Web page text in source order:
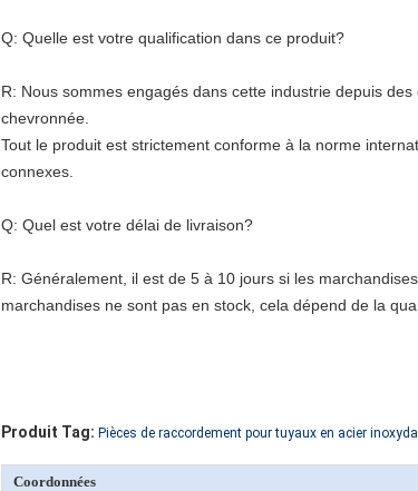
Q: Quelle est votre qualification dans ce produit?
R: Nous sommes engagés dans cette industrie depuis
chevronnée.
Tout le produit est strictement conforme à la norme
connexes.
Q: Quel est votre délai de livraison?
R: Généralement, il est de 5 à 10 jours si les
marchandises ne sont pas en stock, cela dépend de la
Produit Tag: Pièces de raccordement pour tuyaux en acier
Coordonnées